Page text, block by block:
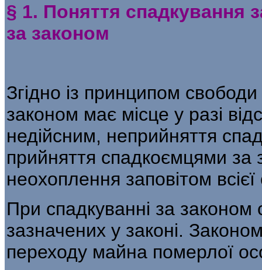
§ 1. Поняття спадкування
за законом
Згідно із принципом
законом має місце у разі
недійсним, неприйняття
прийняття спадкоємцями за
неохоплення заповітом
При спадкуванні за
зазна­чених у законі.
переходу майна померлої